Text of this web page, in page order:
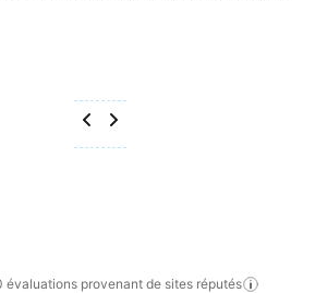
évaluations provenant de sites réputés